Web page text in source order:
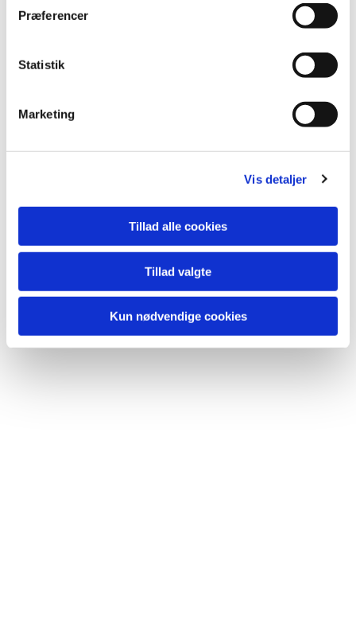
Præferencer
Statistik
Marketing
Vis detaljer
Tillad alle cookies
Tillad valgte
Kun nødvendige cookies
Du vil måske også kunne lide...